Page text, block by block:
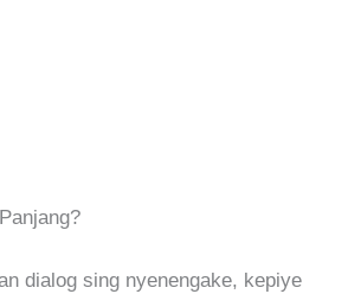
dialog sing nyenengake, kepiye